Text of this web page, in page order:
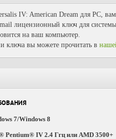
IV: American Dream для PC,
лицензионный ключ для
на ваш компьютер.
ключа вы можете прочитать в
7/Windows 8
Pentium® IV 2.4 Ггц или AMD 3500+